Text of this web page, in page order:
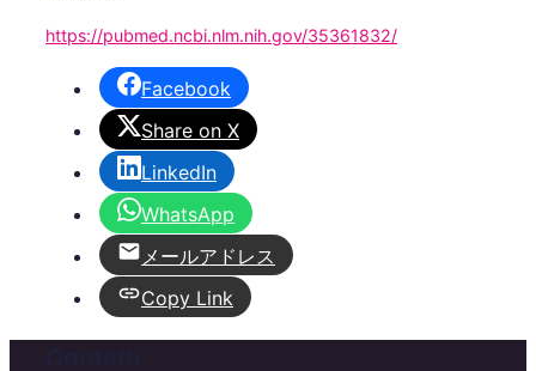
https://pubmed.ncbi.nlm.nih.gov/35361832/
Facebook
Share on X
LinkedIn
WhatsApp
メールアドレス
Copy Link